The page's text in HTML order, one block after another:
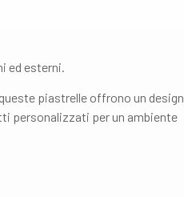
ed esterni.
piastrelle offrono un design
personalizzati per un ambiente